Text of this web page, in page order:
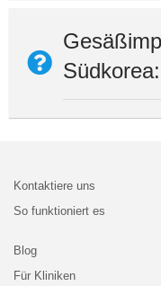
Kontaktiere uns
So funktioniert es
Blog
Für Kliniken